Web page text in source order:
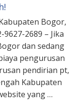
Bogor,
2689 – Jika
dan sedang
pengurusan
pendirian pt,
Kabupaten
yang …